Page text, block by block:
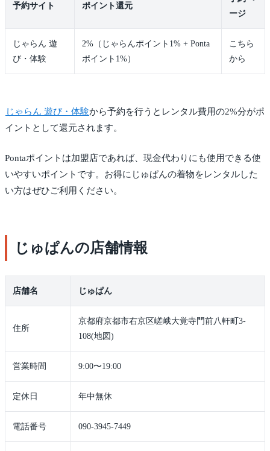
予約サイト ポイント還元
ージ
じゃらん 遊
び・体験
2%（じゃらんポイント1% + Ponta
ポイント1%）
こちら
から
じゃらん 遊び・体験から予約を行うとレンタル費用の2%分がポ
イントとして還元されます。
Pontaポイントは加盟店であれば、現金代わりにも使用できる使
いやすいポイントです。お得にじゅぱんの着物をレンタルした
い方はぜひご利用ください。
じゅぱんの店舗情報
店舗名 じゅぱん
住所
京都府京都市右京区嵯峨大覚寺門前八軒町3-
108(地図)
営業時間 9:00〜19:00
定休日 年中無休
電話番号 090-3945-7449